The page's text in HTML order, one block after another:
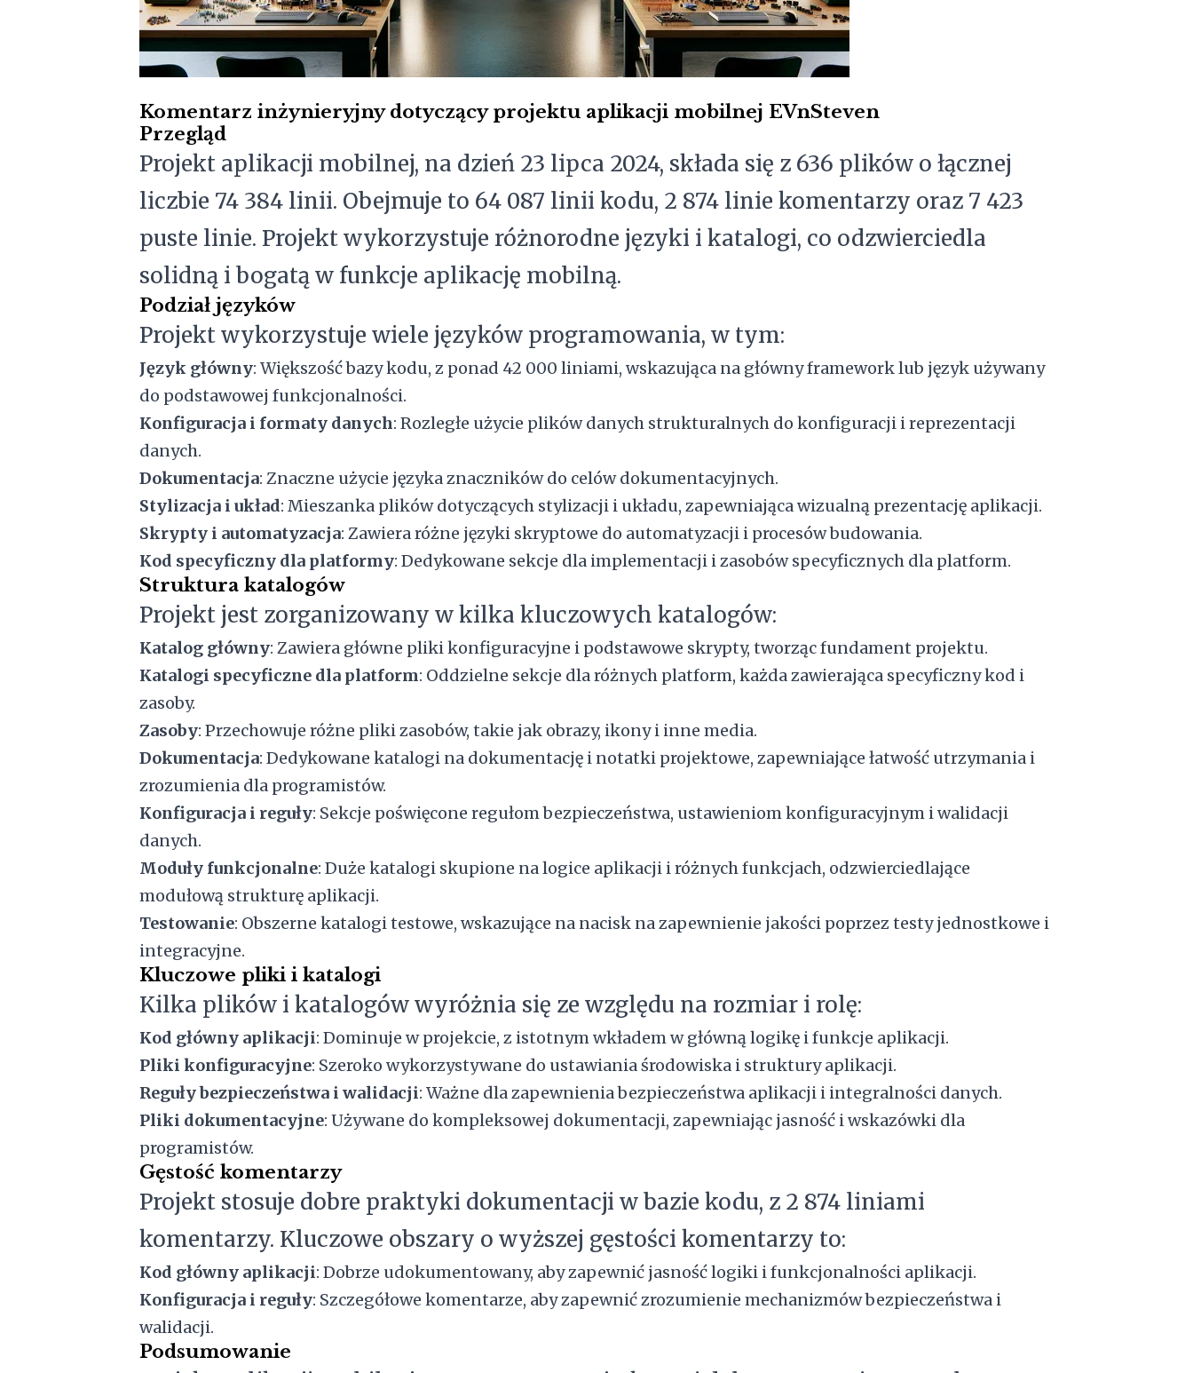
Komentarz inżynieryjny dotyczący projektu aplikacji mobilnej EVnSteven
Przegląd
Projekt aplikacji mobilnej, na dzień 23 lipca 2024, składa się z 636 plików o łącznej
liczbie 74 384 linii. Obejmuje to 64 087 linii kodu, 2 874 linie komentarzy oraz 7 423
puste linie. Projekt wykorzystuje różnorodne języki i katalogi, co odzwierciedla
solidną i bogatą w funkcje aplikację mobilną.
Podział języków
Projekt wykorzystuje wiele języków programowania, w tym:
Język główny: Większość bazy kodu, z ponad 42 000 liniami, wskazująca na główny framework lub język używany
do podstawowej funkcjonalności.
Konfiguracja i formaty danych: Rozległe użycie plików danych strukturalnych do konfiguracji i reprezentacji
danych.
Dokumentacja: Znaczne użycie języka znaczników do celów dokumentacyjnych.
Stylizacja i układ: Mieszanka plików dotyczących stylizacji i układu, zapewniająca wizualną prezentację aplikacji.
Skrypty i automatyzacja: Zawiera różne języki skryptowe do automatyzacji i procesów budowania.
Kod specyficzny dla platformy: Dedykowane sekcje dla implementacji i zasobów specyficznych dla platform.
Struktura katalogów
Projekt jest zorganizowany w kilka kluczowych katalogów:
Katalog główny: Zawiera główne pliki konfiguracyjne i podstawowe skrypty, tworząc fundament projektu.
Katalogi specyficzne dla platform: Oddzielne sekcje dla różnych platform, każda zawierająca specyficzny kod i
zasoby.
Zasoby: Przechowuje różne pliki zasobów, takie jak obrazy, ikony i inne media.
Dokumentacja: Dedykowane katalogi na dokumentację i notatki projektowe, zapewniające łatwość utrzymania i
zrozumienia dla programistów.
Konfiguracja i reguły: Sekcje poświęcone regułom bezpieczeństwa, ustawieniom konfiguracyjnym i walidacji
danych.
Moduły funkcjonalne: Duże katalogi skupione na logice aplikacji i różnych funkcjach, odzwierciedlające
modułową strukturę aplikacji.
Testowanie: Obszerne katalogi testowe, wskazujące na nacisk na zapewnienie jakości poprzez testy jednostkowe i
integracyjne.
Kluczowe pliki i katalogi
Kilka plików i katalogów wyróżnia się ze względu na rozmiar i rolę:
Kod główny aplikacji: Dominuje w projekcie, z istotnym wkładem w główną logikę i funkcje aplikacji.
Pliki konfiguracyjne: Szeroko wykorzystywane do ustawiania środowiska i struktury aplikacji.
Reguły bezpieczeństwa i walidacji: Ważne dla zapewnienia bezpieczeństwa aplikacji i integralności danych.
Pliki dokumentacyjne: Używane do kompleksowej dokumentacji, zapewniając jasność i wskazówki dla
programistów.
Gęstość komentarzy
Projekt stosuje dobre praktyki dokumentacji w bazie kodu, z 2 874 liniami
komentarzy. Kluczowe obszary o wyższej gęstości komentarzy to:
Kod główny aplikacji: Dobrze udokumentowany, aby zapewnić jasność logiki i funkcjonalności aplikacji.
Konfiguracja i reguły: Szczegółowe komentarze, aby zapewnić zrozumienie mechanizmów bezpieczeństwa i
walidacji.
Podsumowanie